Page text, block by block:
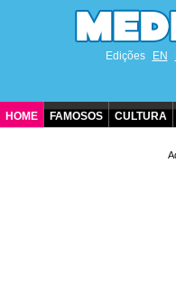
Edições EN
HOME FAMOSOS CULTURA